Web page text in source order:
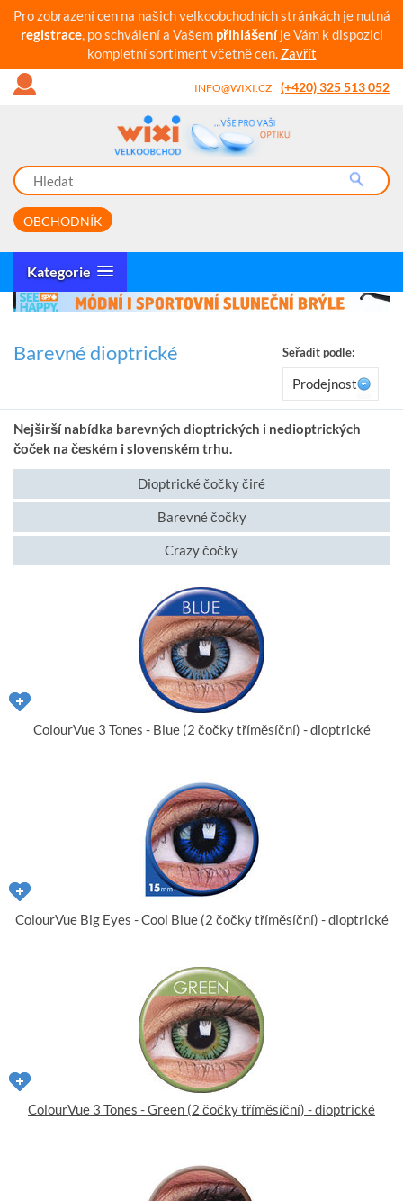
Pro zobrazení cen na našich velkoobchodních stránkách je nutná
registrace, po schválení a Vašem přihlášeníje Vám k dispozici
kompletní sortiment včetně cen. Zavřít
INFO@WIXI.CZ (+420) 325 513 052
OBCHODNÍK
Kategorie
Barevné dioptrické Seřadit podle:
Prodejnost
Nejširší nabídka barevných dioptrických i nedioptrických
čoček na českém i slovenském trhu.
Dioptrické čočky čiré
Barevné čočky
Crazy čočky
ColourVue 3 Tones - Blue (2 čočky tříměsíční) - dioptrické
ColourVue Big Eyes - Cool Blue (2 čočky tříměsíční) - dioptrické
ColourVue 3 Tones - Green (2 čočky tříměsíční) - dioptrické